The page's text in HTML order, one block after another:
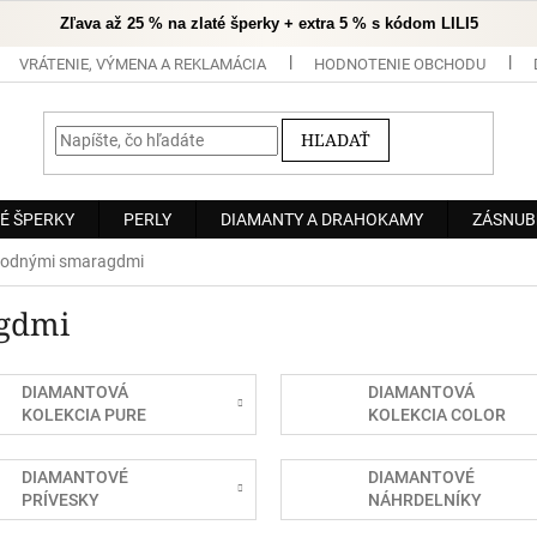
Zľava až 25 % na zlaté šperky + extra 5 % s kódom LILI5
VRÁTENIE, VÝMENA A REKLAMÁCIA HODNOTENIE OBCHODU
HĽADAŤ
ŠPERKY PERLY DIAMANTY A DRAHOKAMY
smaragdmi
DIAMANTOVÁ
KOLEKCIA PURE
DIAMANTOVÁ
KOLEKCIA COLOR
DIAMANTOVÉ
PRÍVESKY
DIAMANTOVÉ
NÁHRDELNÍKY